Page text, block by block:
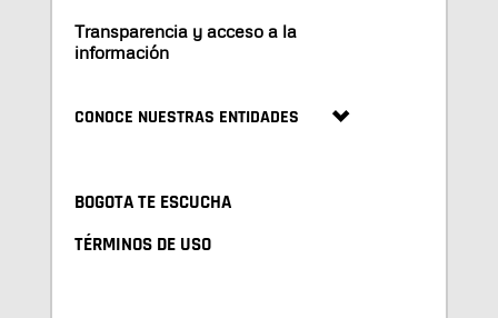
Transparencia y acceso a la
información
CONOCE NUESTRAS ENTIDADES
BOGOTA TE ESCUCHA
TÉRMINOS DE USO